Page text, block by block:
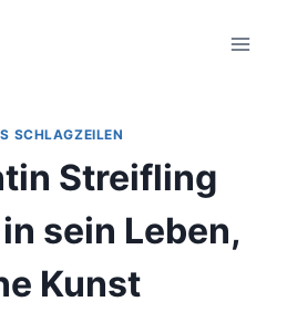
SCHLAGZEILEN
Streifling
sein Leben,
Kunst